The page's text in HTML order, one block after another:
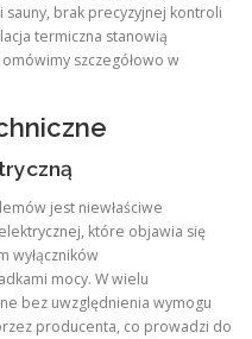
brak precyzyjnej kontroli
termiczna stanowią
szczegółowo w
jest niewłaściwe
które objawia się
wyłączników
mocy. W wielu
bez uwzględnienia wymogu
producenta, co prowadzi do